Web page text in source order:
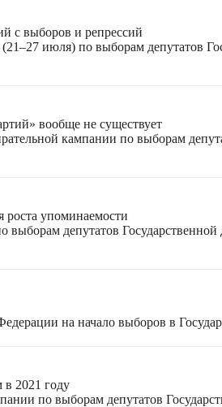
с выборов и репрессий
июля) по выборам депутатов
вообще не существует
кампании по выборам
роста упоминаемости
депутатов
на начало выборов в
2021 году
по выборам депутатов